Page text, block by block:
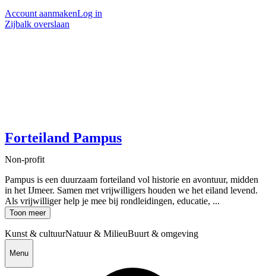
Account aanmakenLog in
Zijbalk overslaan
Forteiland Pampus
Non-profit
Pampus is een duurzaam forteiland vol historie en avontuur, midden
in het IJmeer. Samen met vrijwilligers houden we het eiland levend.
Als vrijwilliger help je mee bij rondleidingen, educatie, ...
Toon meer
Kunst & cultuurNatuur & MilieuBuurt & omgeving
Menu